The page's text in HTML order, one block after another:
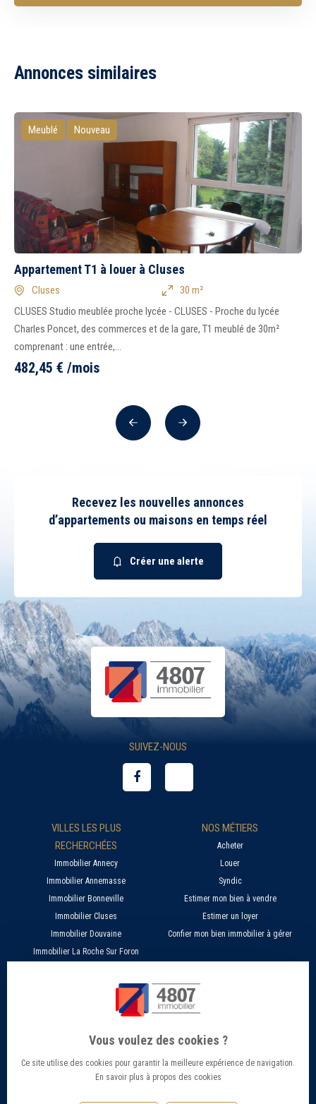
Annonces similaires
Meublé Nouveau
Appartement T1 à louer à Cluses
Cluses
30 m²
CLUSES Studio meublée proche lycée - CLUSES - Proche du lycée
Charles Poncet, des commerces et de la gare, T1 meublé de 30m²
comprenant : une entrée,...
482,45 € /mois
PrécédentSuivant
Recevez les nouvelles annonces
d’appartements ou maisons en temps réel
Créer une alerte
SUIVEZ-NOUS
VILLES LES PLUS
RECHERCHÉES
Immobilier Annecy
Immobilier Annemasse
Immobilier Bonneville
Immobilier Cluses
Immobilier Douvaine
Immobilier La Roche Sur Foron
NOS MÉTIERS
Acheter
Louer
Syndic
Estimer mon bien à vendre
Estimer un loyer
Confier mon bien immobilier à gérer
Nos agences 4807
Barème Transaction immobilière
SERVICES EN LIGNE
Estimer mon bien immobilier en ligne
Candidature location
Offres d’emploi - Recrutement
Vous voulez des cookies ?
Ce site utilise des cookies pour garantir la meilleure expérience de navigation.
En savoir plus à propos des cookies